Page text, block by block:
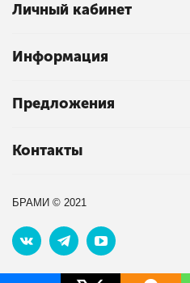
Личный кабинет
Информация
Предложения
Контакты
БРАМИ © 2021